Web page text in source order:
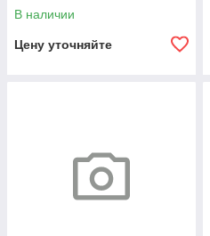
В наличии
Цену уточняйте